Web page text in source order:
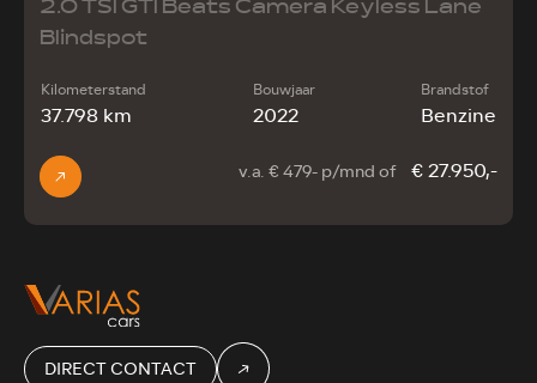
2.0 TSI GTI Beats Camera Keyless Lane
Blindspot
Kilometerstand
37.798 km
Bouwjaar
2022
Brandstof
Benzine
v.a. € 479- p/mnd of € 27.950,-
DIRECT CONTACT